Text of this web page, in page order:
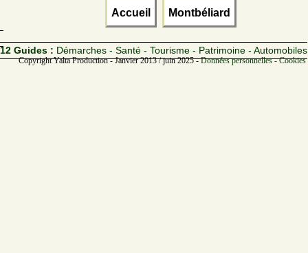
Accueil Montbéliard
12 Guides : Démarches - Santé - Tourisme - Patrimoine - Automobiles
Copyright Yalta Production - Janvier 2013 / juin 2025 -Données personnelles -